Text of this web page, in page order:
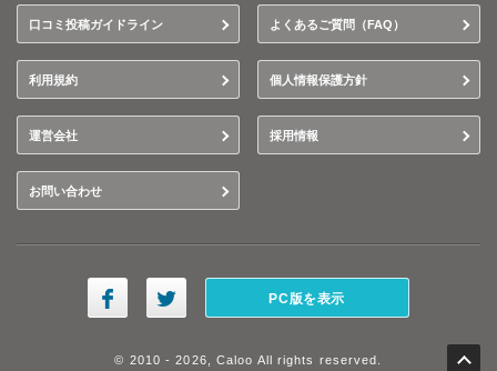
口コミ投稿ガイドライン よくあるご質問（FAQ）
利用規約 個人情報保護方針
運営会社 採用情報
お問い合わせ
PC版を表示
© 2010 - 2026, Caloo All rights reserved.